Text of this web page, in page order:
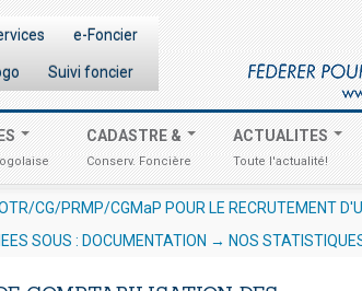
e-Foncier
Suivi foncier
CADASTRE &
Conserv. Foncière
ACTUALITES
Toute l'actualité!
RESSOURCES HUMAINES EN VUE DE LA